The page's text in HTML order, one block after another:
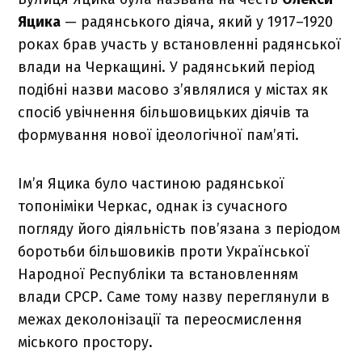
Яцика — радянського діяча, який у 1917–1920
роках брав участь у встановленні радянської
влади на Черкащині. У радянський період
подібні назви масово з’являлися у містах як
спосіб увічнення більшовицьких діячів та
формування нової ідеологічної пам’яті.
Ім’я Яцика було частиною радянської
топоніміки Черкас, однак із сучасного
погляду його діяльність пов’язана з періодом
боротьби більшовиків проти Української
Народної Республіки та встановленням
влади СРСР. Саме тому назву переглянули в
межах деколонізації та переосмислення
міського простору.